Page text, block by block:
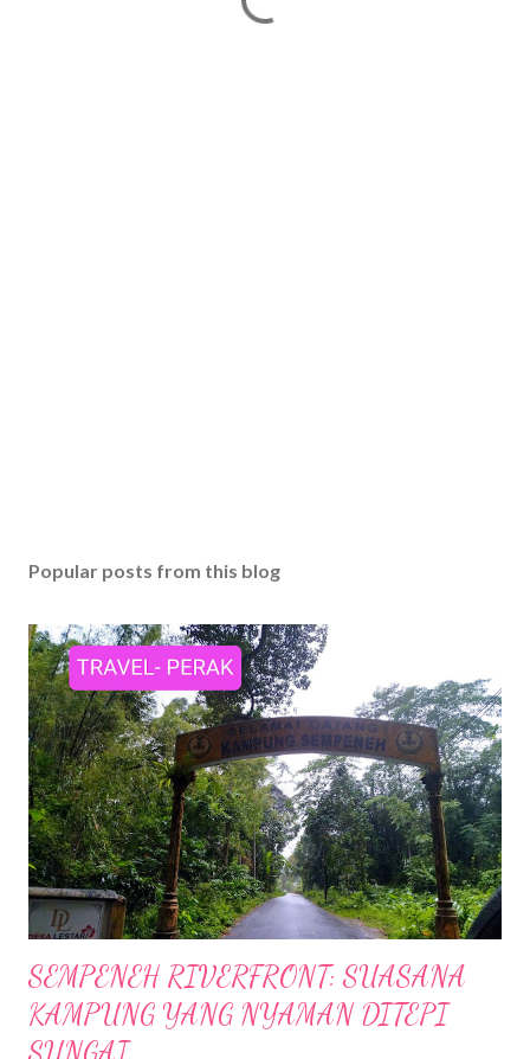
Popular posts from this blog
SEMPENEH RIVERFRONT: SUASANA
KAMPUNG YANG NYAMAN DITEPI